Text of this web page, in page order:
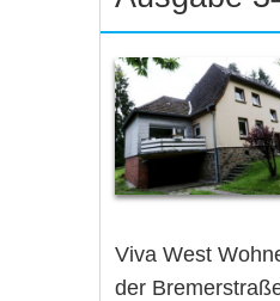
Viva West
der